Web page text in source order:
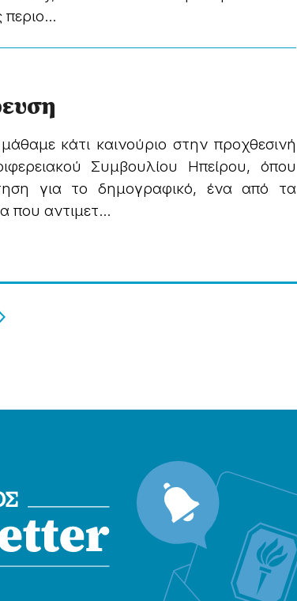
κάτι καινούριο στην προχθεσινή
Συμβουλίου Ηπείρου, όπου
για το δημογραφικό, ένα από τα
που αντιμετ...